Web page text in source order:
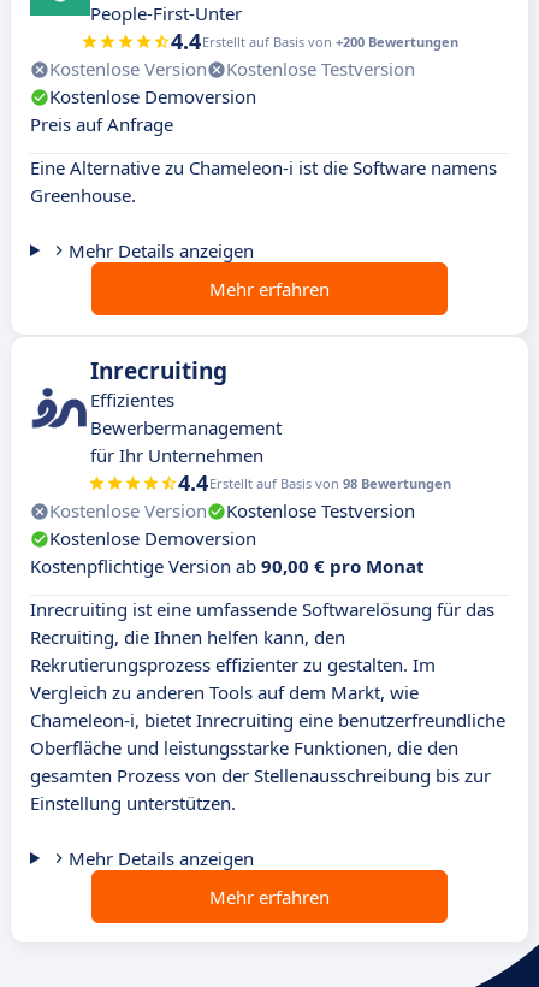
People-First-Unter
4.4Erstellt auf Basis von +200 Bewertungen
Kostenlose Version
Kostenlose Testversion
Kostenlose Demoversion
Preis auf Anfrage
Eine Alternative zu Chameleon-i ist die Software namens
Greenhouse.
Mehr Details anzeigen
Mehr erfahren
Inrecruiting
Effizientes
Bewerbermanagement
für Ihr Unternehmen
4.4Erstellt auf Basis von 98 Bewertungen
Kostenlose Version
Kostenlose Testversion
Kostenlose Demoversion
Kostenpflichtige Version ab 90,00 € pro Monat
Inrecruiting ist eine umfassende Softwarelösung für das
Recruiting, die Ihnen helfen kann, den
Rekrutierungsprozess effizienter zu gestalten. Im
Vergleich zu anderen Tools auf dem Markt, wie
Chameleon-i, bietet Inrecruiting eine benutzerfreundliche
Oberfläche und leistungsstarke Funktionen, die den
gesamten Prozess von der Stellenausschreibung bis zur
Einstellung unterstützen.
Mehr Details anzeigen
Mehr erfahren